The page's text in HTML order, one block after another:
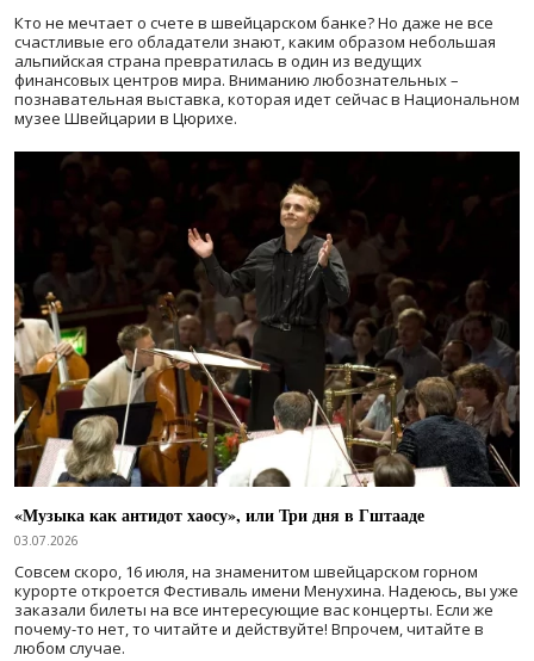
Кто не мечтает о счете в швейцарском банке? Но даже не все
счастливые его обладатели знают, каким образом небольшая
альпийская страна превратилась в один из ведущих
финансовых центров мира. Вниманию любознательных –
познавательная выставка, которая идет сейчас в Национальном
музее Швейцарии в Цюрихе.
«Музыка как антидот хаосу», или Три дня в Гштааде
03.07.2026
Совсем скоро, 16 июля, на знаменитом швейцарском горном
курорте откроется Фестиваль имени Менухина. Надеюсь, вы уже
заказали билеты на все интересующие вас концерты. Если же
почему-то нет, то читайте и действуйте! Впрочем, читайте в
любом случае.